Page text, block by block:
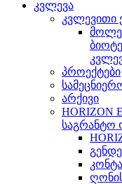
კვლევა
კვლევითი
პროექტები
არქივი
HORIZON
საგრანტო